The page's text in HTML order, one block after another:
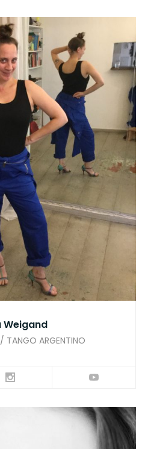
Weigand
TANGO ARGENTINO